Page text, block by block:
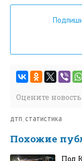
Оцените новость
дтп, статистика
Похожие
Под